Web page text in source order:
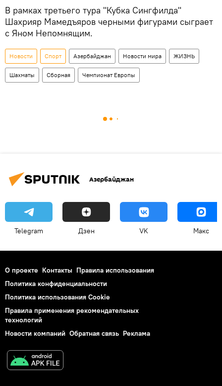
В рамках третьего тура "Кубка Сингфилда"
Шахрияр Мамедъяров черными фигурами сыграет
с Яном Непомнящим.
Новости Спорт Азербайджан Новости мира ЖИЗНЬ
Шахматы Сборная Чемпионат Европы
Азербайджан
Telegram Дзен VK Макс
О проекте Контакты Правила использования
Политика конфиденциальности
Политика использования Cookie
Правила применения рекомендательных
технологий
Новости компаний Обратная связь Реклама